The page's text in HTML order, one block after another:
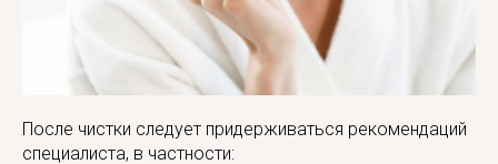
После чистки следует придерживаться рекомендаций
специалиста, в частности: